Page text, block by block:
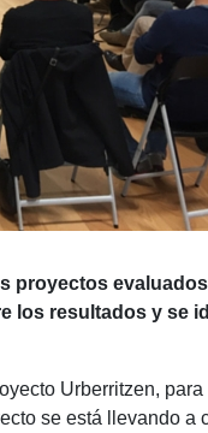
proyectos
los resultados y se
Urberritzen,
se está llevando a